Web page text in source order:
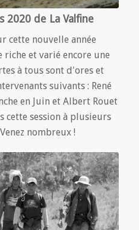
2020 de La Valfine
cette nouvelle année
riche et varié encore une
à tous sont d'ores et
suivants : René
en Juin et Albert Rouet
cette session à plusieurs
nombreux !